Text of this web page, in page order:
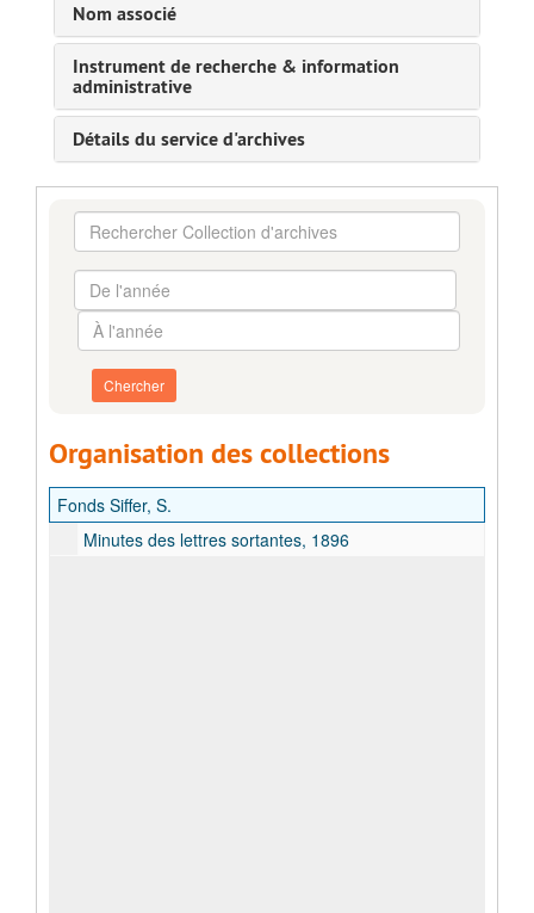
Nom associé
Instrument de recherche & information
administrative
Détails du service d'archives
Rechercher
Collection
d'archives
De
l'année
À
l'année
Organisation des collections
Fonds Siffer, S.
Minutes des lettres sortantes, 1896